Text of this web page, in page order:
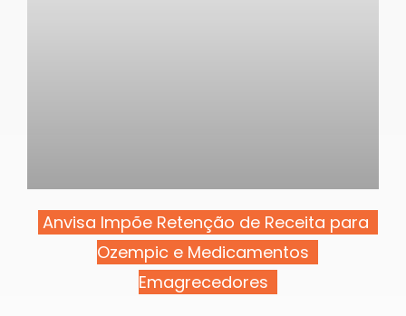
Anvisa Impõe Retenção de Receita para
Ozempic e Medicamentos
Emagrecedores